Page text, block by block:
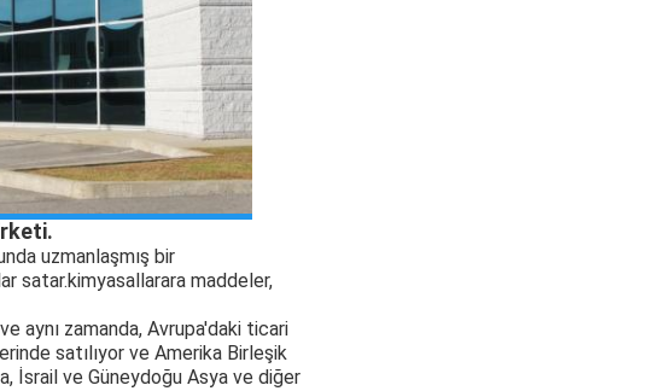
uzmanlaşmış bir
satar.kimyasallarara maddeler,
aynı zamanda, Avrupa'daki ticari
satılıyor ve Amerika Birleşik
İsrail ve Güneydoğu Asya ve diğer